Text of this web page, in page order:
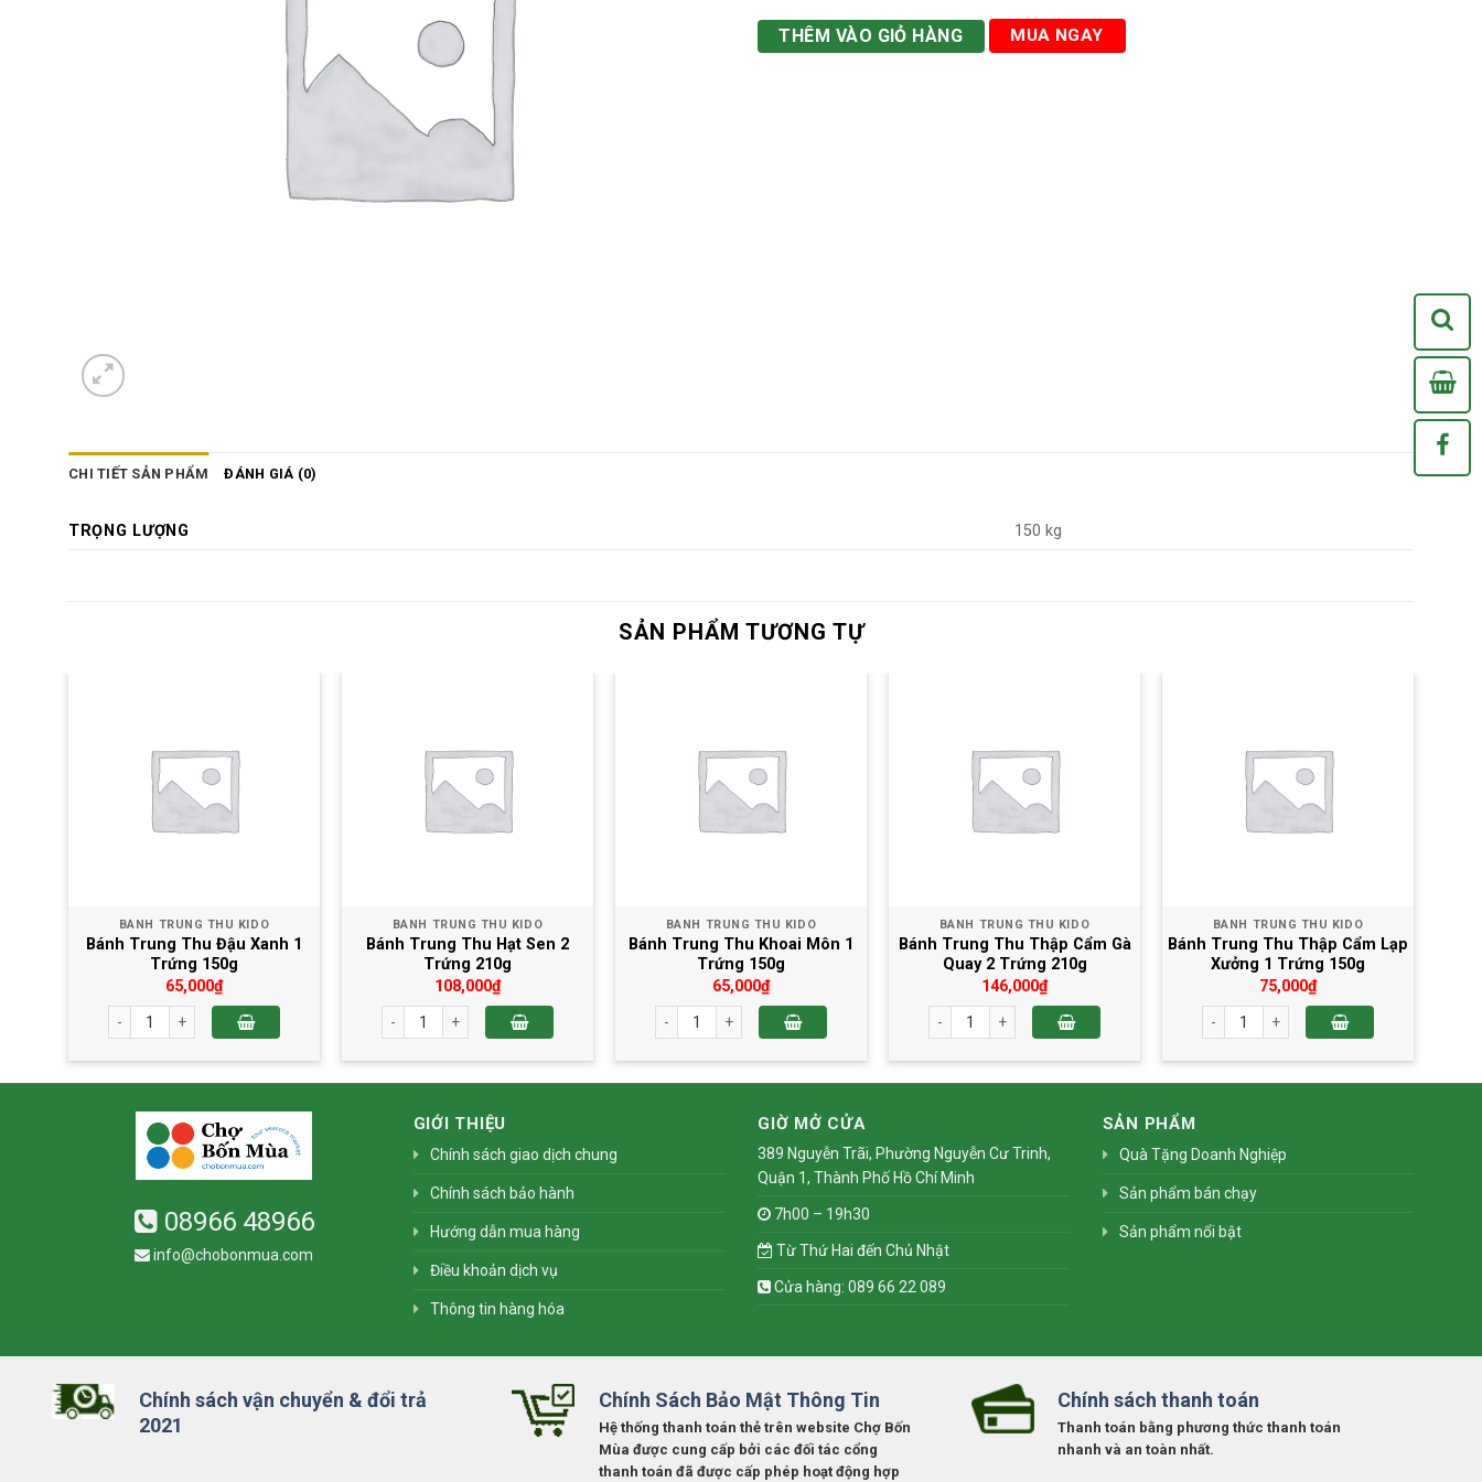
THÊM VÀO GIỎ HÀNG MUA NGAY
CHI TIẾT SẢN PHẨM ĐÁNH GIÁ (0)
TRỌNG LƯỢNG 150 kg
SẢN PHẨM TƯƠNG TỰ
BÁNH TRUNG THU KIDO
Bánh Trung Thu Đậu Xanh 1
Trứng 150g
65,000₫
Bánh Trung Thu Đậu Xanh 1 Trứng 150g số lượng
BÁNH TRUNG THU KIDO
Bánh Trung Thu Hạt Sen 2
Trứng 210g
108,000₫
Bánh Trung Thu Hạt Sen 2 Trứng 210g số lượng
BÁNH TRUNG THU KIDO
Bánh Trung Thu Khoai Môn 1
Trứng 150g
65,000₫
Bánh Trung Thu Khoai Môn 1 Trứng 150g số lượng
BÁNH TRUNG THU KIDO
Bánh Trung Thu Thập Cẩm Gà
Quay 2 Trứng 210g
146,000₫
Bánh Trung Thu Thập Cẩm Gà Quay 2 Trứng 210g số lượng
BÁNH TRUNG THU KIDO
Bánh Trung Thu Thập Cẩm Lạp
Xưởng 1 Trứng 150g
75,000₫
Bánh Trung Thu Thập Cẩm Lạp Xưởng 1
Bửu 2 Trứng 210g số lượng
08966 48966
info@chobonmua.com
GIỚI THIỆU
Chính sách giao dịch chung
Chính sách bảo hành
Hướng dẫn mua hàng
Điều khoản dịch vụ
Thông tin hàng hóa
GIỜ MỞ CỬA
389 Nguyễn Trãi, Phường Nguyễn Cư Trinh,
Quận 1, Thành Phố Hồ Chí Minh
7h00 – 19h30
Từ Thứ Hai đến Chủ Nhật
Cửa hàng: 089 66 22 089
SẢN PHẨM
Quà Tặng Doanh Nghiệp
Sản phẩm bán chạy
Sản phẩm nổi bật
Chính sách vận chuyển & đổi trả
2021
Chính Sách Bảo Mật Thông Tin
Hệ thống thanh toán thẻ trên website Chợ Bốn
Mùa được cung cấp bởi các đối tác cổng
thanh toán đã được cấp phép hoạt động hợp
Chính sách thanh toán
Thanh toán bằng phương thức thanh toán
nhanh và an toàn nhất.